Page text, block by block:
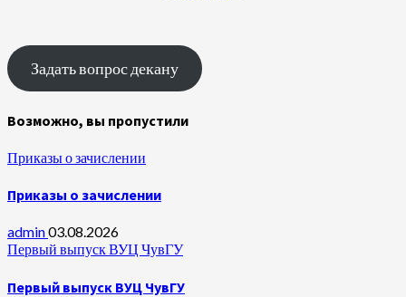
Задать вопрос декану
Возможно, вы пропустили
Приказы о зачислении
Приказы о зачислении
admin03.08.2026
Первый выпуск ВУЦ ЧувГУ
Первый выпуск ВУЦ ЧувГУ